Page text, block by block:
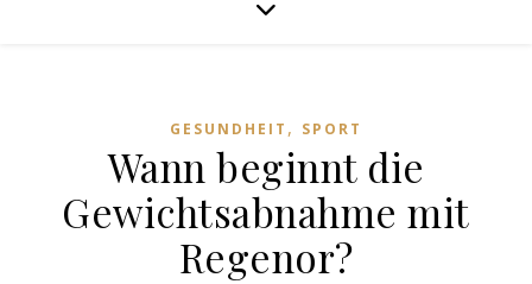
GESUNDHEIT , SPORT
Wann beginnt die
Gewichtsabnahme mit
Regenor?